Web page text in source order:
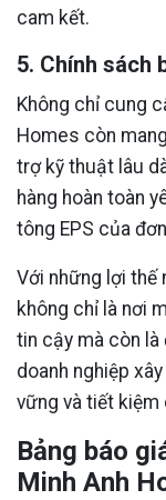
cam kết.
5. Chính sách
Không chỉ cung
Homes còn
trợ kỹ thuật lâu
hàng hoàn toàn
tông EPS của
Với những lợi thế
không chỉ là nơi
tin cậy mà còn là
doanh nghiệp
vững và tiết kiệm
Bảng báo
Minh Anh